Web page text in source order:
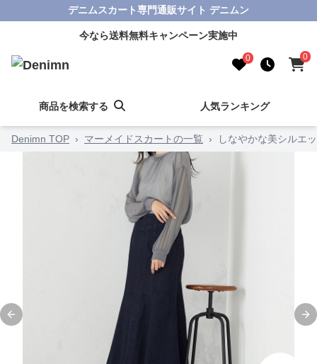
デニムスカート専門通販サイト デニムン
今なら送料無料キャンペーン実施中
0 0
商品を検索する 人気ランキング
Denimn TOP › マーメイドスカートの一覧 › しなやかな美シルエ
Previous slide